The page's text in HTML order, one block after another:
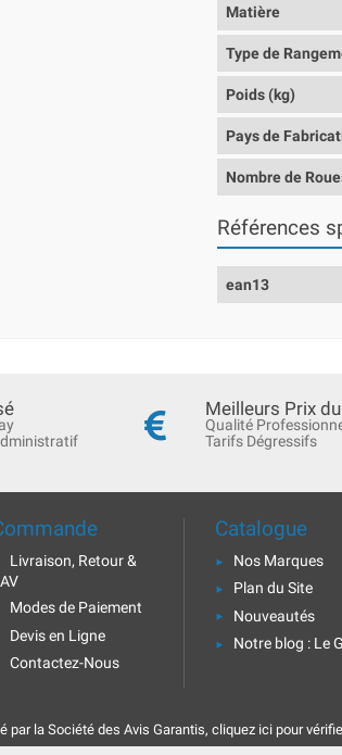
Matière
Type de
Poids (kg)
Pays de
Nombre de
Références
ean13
Meilleurs Prix
Qualité
Tarifs Dégressifs
Livraison, Retour &
Modes de Paiement
Devis en Ligne
Contactez-Nous
Catalogue
Nos Marques
Plan du Site
Nouveautés
Notre blog : Le
par la Société des Avis Garantis, cliquez ici pour